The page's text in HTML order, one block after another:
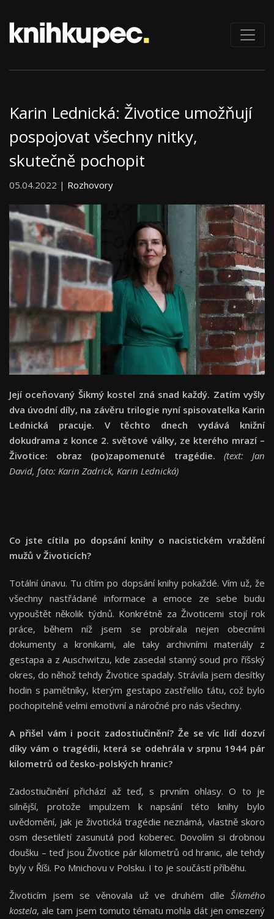
Karin Lednická: Životice umožňují
pospojovat všechny nitky,
skutečně pochopit
05.04.2022 | Rozhovory
Její oceňovaný Šikmý kostel zná snad každý. Zatím vyšly
dva úvodní díly, na závěru trilogie nyní spisovatelka Karin
Lednická pracuje. V těchto dnech vydává knižní
dokudrama z konce 2. světové války, ze kterého mrazí –
Životice: obraz (po)zapomenuté tragédie. (text: Jan
David, foto: Karin Zadrick, Karin Lednická)
Co jste cítila po dopsání knihy o nacistickém vraždění
mužů v Životicích?
Totální únavu. Tu cítím po dopsání knihy pokaždé. Vím už, že
všechny nastřádané informace a emoce ze sebe budu
vypouštět několik týdnů. Konkrétně za Životicemi stojí rok
práce, během níž jsem se probírala nejen obecními
dokumenty a kronikami, ale taky archivními materiály z
gestapa a z Auschwitzu, kde zasedal stanný soud pro říšský
okres, do něhož tehdy Životice spadaly. Strávila jsem desítky
hodin s pamětníky, kterým gestapo zastřelilo tátu, což bylo
pochopitelně velmi emotivní a náročné pro nás všechny.
A přišel vám i pocit zadostiučinění? Že se víc lidí dozví
díky vám o tragédii, která se odehrála v srpnu 1944 pár
kilometrů od česko-polských hranic?
Zadostiučinění přichází až teď, s prvním ohlasy. O to je
silnější, protože impulzem k napsání této knihy bylo
uvědomění, jak je životická tragédie neznámá, vlastně skoro
osm desetiletí zasunutá pod koberec. Dovolím si drobnou
doušku – teď jsou Životice pár kilometrů od hranic, ale tehdy
byly v Říši. Po Mnichovu v Polsku. I to je součástí příběhu.
Životicím jsem se věnovala už ve druhém díle Šikmého
kostela, ale tam jsem tomuto tématu mohla dát jen omezený